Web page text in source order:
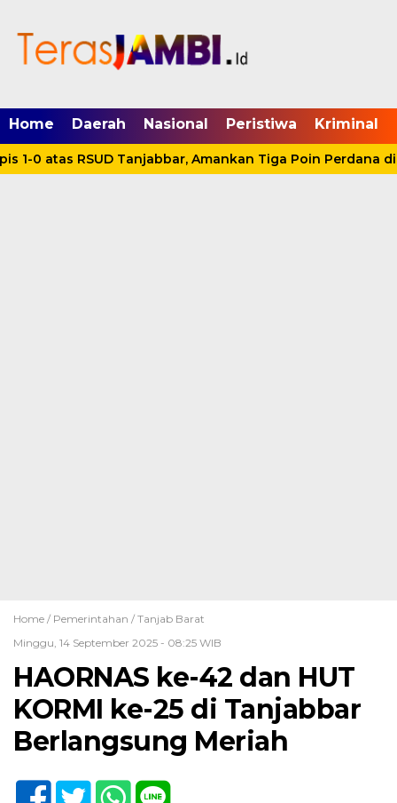
Home Daerah Nasional Peristiwa Kriminal
0 atas RSUD Tanjabbar, Amankan Tiga Poin Perdana di
Home / Pemerintahan / Tanjab Barat
Minggu, 14 September 2025 - 08:25 WIB
HAORNAS ke-42 dan HUT
KORMI ke-25 di Tanjabbar
Berlangsung Meriah